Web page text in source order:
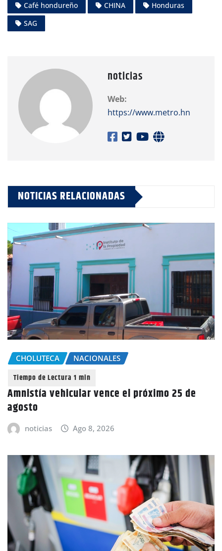
Café hondureño CHINA
Honduras
SAG
noticias
Web:
https://www.metro.hn
NOTICIAS RELACIONADAS
CHOLUTECA NACIONALES
Amnistía vehicular vence el próximo 25 de
agosto
noticias Ago 8, 2026